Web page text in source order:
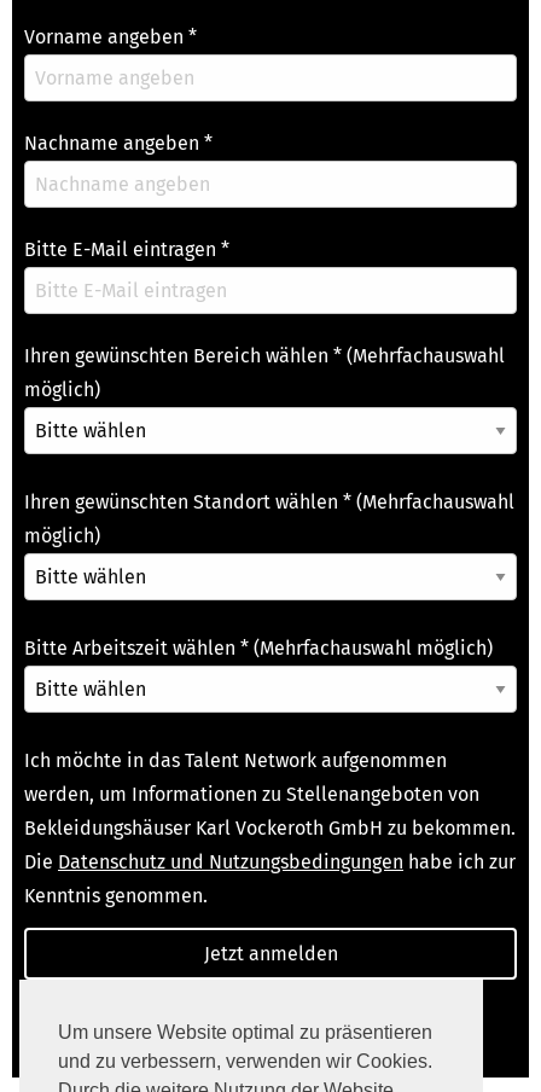
Um unsere Website optimal zu präsentieren
und zu verbessern, verwenden wir Cookies.
Vorname angeben *
Nachname angeben *
Bitte E-Mail eintragen *
Ihren gewünschten Bereich wählen * (Mehrfachauswahl
möglich)
Ihren gewünschten Standort wählen * (Mehrfachauswahl
möglich)
Bitte Arbeitszeit wählen * (Mehrfachauswahl möglich)
Ich möchte in das Talent Network aufgenommen
werden, um Informationen zu Stellenangeboten von
Bekleidungshäuser Karl Vockeroth GmbH zu bekommen.
Die Datenschutz und Nutzungsbedingungen habe ich zur
Kenntnis genommen.